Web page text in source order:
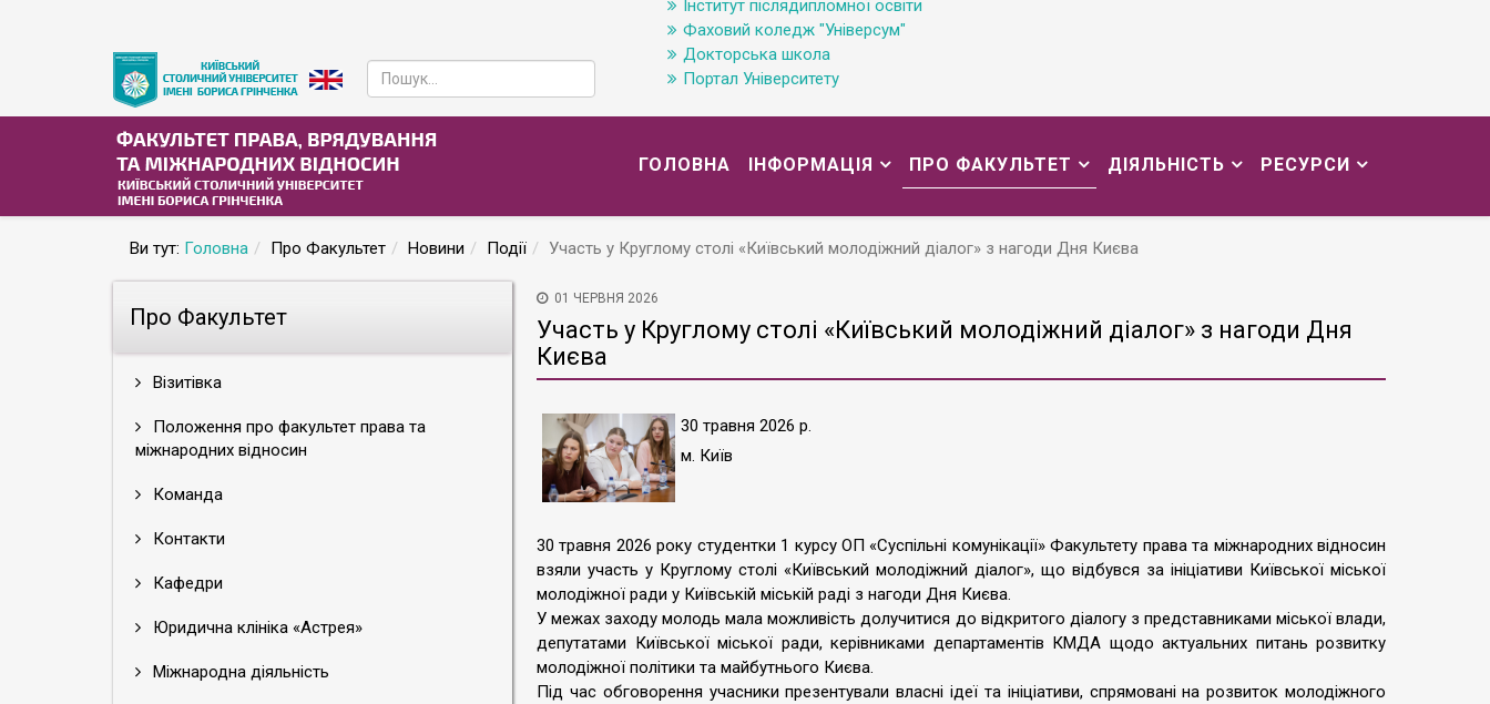
Інститут післядипломної освіти
Фаховий коледж "Універсум"
Докторська школа
Портал Університету
ГОЛОВНА ІНФОРМАЦІЯ ПРО ФАКУЛЬТЕТ ДІЯЛЬНІСТЬ РЕСУРСИ
Ви тут: Головна Про Факультет Новини Події Участь у Круглому столі «Київський молодіжний діалог» з нагоди Дня Києва
Про Факультет
Візитівка
Положення про факультет права та
міжнародних відносин
Команда
Контакти
Кафедри
Юридична клініка «Астрея»
Міжнародна діяльність
01 ЧЕРВНЯ 2026
Участь у Круглому столі «Київський молодіжний діалог» з нагоди Дня
Києва
30 травня 2026 р.
м. Київ
30 травня 2026 року студентки 1 курсу ОП «Суспільні комунікації» Факультету права та міжнародних відносин
взяли участь у Круглому столі «Київський молодіжний діалог», що відбувся за ініціативи Київської міської
молодіжної ради у Київській міській раді з нагоди Дня Києва.
У межах заходу молодь мала можливість долучитися до відкритого діалогу з представниками міської влади,
депутатами Київської міської ради, керівниками департаментів КМДА щодо актуальних питань розвитку
молодіжної політики та майбутнього Києва.
Під час обговорення учасники презентували власні ідеї та ініціативи, спрямовані на розвиток молодіжного